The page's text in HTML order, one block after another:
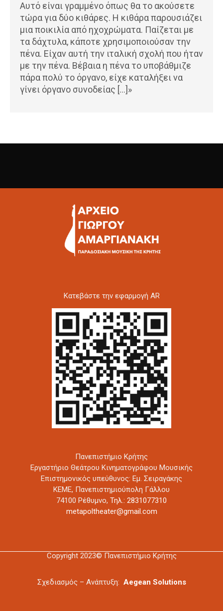
Αυτό είναι γραμμένο όπως θα το ακούσετε
τώρα για δύο κιθάρες. Η κιθάρα παρουσιάζει
μια ποικιλία από ηχοχρώματα. Παίζεται με
τα δάχτυλα, κάποτε χρησιμοποιούσαν την
πένα. Είχαν αυτή την ιταλική σχολή που ήταν
με την πένα. Βέβαια η πένα το υποβάθμιζε
πάρα πολύ το όργανο, είχε καταλήξει να
γίνει όργανο συνοδείας […]»
Kατεβάστε την εφαρμογή AR
Πανεπιστήμιο Κρήτης
Εργαστήριο Θεάτρου Κινηματογράφου Μουσικής
Επιστημονικός υπεύθυνος: Εμ. Σειραγάκης
ΚΕΜΕ, Πανεπιστημιούπολη Γάλλου
74100 Ρέθυμνο, Τηλ.: 2831077310
metapoltheater@gmail.com
Copyright 2023© Πανεπιστήμιο Κρήτης
Σχεδιασμός – Ανάπτυξη: Aegean Solutions